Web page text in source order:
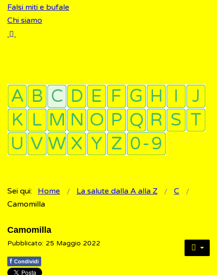
Falsi miti e bufale
Chi siamo
Sei qui: Home La salute dalla A alla Z
C
Camomilla
Camomilla
Pubblicato: 25 Maggio 2022
f Condividi